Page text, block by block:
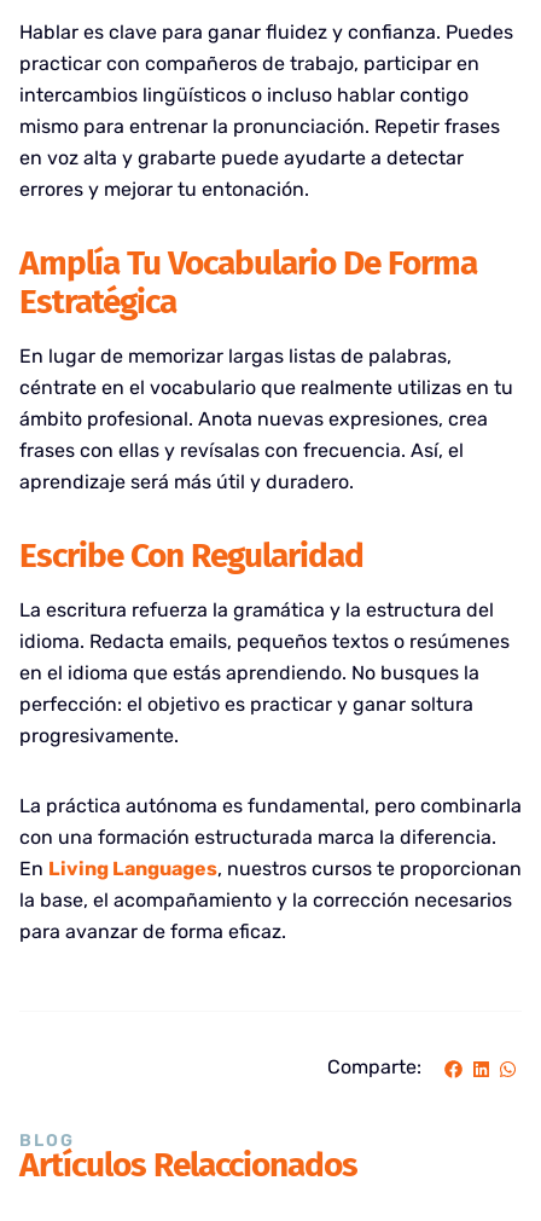
Hablar es clave para ganar fluidez y confianza. Puedes
practicar con compañeros de trabajo, participar en
intercambios lingüísticos o incluso hablar contigo
mismo para entrenar la pronunciación. Repetir frases
en voz alta y grabarte puede ayudarte a detectar
errores y mejorar tu entonación.
Amplía Tu Vocabulario De Forma
Estratégica
En lugar de memorizar largas listas de palabras,
céntrate en el vocabulario que realmente utilizas en tu
ámbito profesional. Anota nuevas expresiones, crea
frases con ellas y revísalas con frecuencia. Así, el
aprendizaje será más útil y duradero.
Escribe Con Regularidad
La escritura refuerza la gramática y la estructura del
idioma. Redacta emails, pequeños textos o resúmenes
en el idioma que estás aprendiendo. No busques la
perfección: el objetivo es practicar y ganar soltura
progresivamente.
La práctica autónoma es fundamental, pero combinarla
con una formación estructurada marca la diferencia.
En Living Languages, nuestros cursos te proporcionan
la base, el acompañamiento y la corrección necesarios
para avanzar de forma eficaz.
Comparte:
BLOG
Artículos Relaccionados